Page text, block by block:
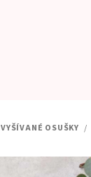
VYŠÍVANÉ OSUŠKY /